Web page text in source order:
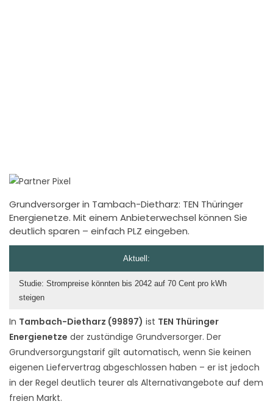
Grundversorger in Tambach-Dietharz: TEN Thüringer
Energienetze. Mit einem Anbieterwechsel können Sie
deutlich sparen – einfach PLZ eingeben.
In Tambach-Dietharz (99897) ist TEN Thüringer
Energienetze der zuständige Grundversorger. Der
Grundversorgungstarif gilt automatisch, wenn Sie keinen
eigenen Liefervertrag abgeschlossen haben – er ist jedoch
in der Regel deutlich teurer als Alternativangebote auf dem
freien Markt.
Aktuell:
Studie: Strompreise könnten bis 2042 auf 70 Cent pro kWh
steigen